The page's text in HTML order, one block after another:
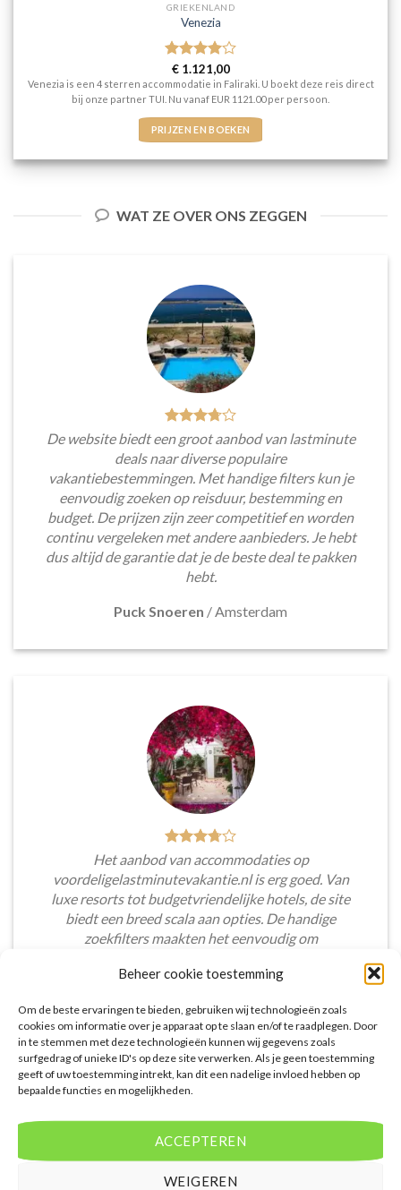
Beheer cookie toestemming
Om de beste ervaringen te bieden, gebruiken wij technologieën zoals
cookies om informatie over je apparaat op te slaan en/of te raadplegen. Door
in te stemmen met deze technologieën kunnen wij gegevens zoals
surfgedrag of unieke ID's op deze site verwerken. Als je geen toestemming
geeft of uw toestemming intrekt, kan dit een nadelige invloed hebben op
bepaalde functies en mogelijkheden.
ACCEPTEREN
WEIGEREN
GRIEKENLAND
Venezia
Gewaardeerd
4uit 5
€1.121,00
Venezia is een 4 sterren accommodatie in Faliraki. U boekt deze reis direct
bij onze partner TUI. Nu vanaf EUR 1121.00 per persoon.
PRIJZEN EN BOEKEN
WAT ZE OVER ONS ZEGGEN
De website biedt een groot aanbod van lastminute
deals naar diverse populaire
vakantiebestemmingen. Met handige filters kun je
eenvoudig zoeken op reisduur, bestemming en
budget. De prijzen zijn zeer competitief en worden
continu vergeleken met andere aanbieders. Je hebt
dus altijd de garantie dat je de beste deal te pakken
hebt.
Puck Snoeren /Amsterdam
Het aanbod van accommodaties op
voordeligelastminutevakantie.nl is erg goed. Van
luxe resorts tot budgetvriendelijke hotels, de site
biedt een breed scala aan opties. De handige
zoekfilters maakten het eenvoudig om
voorkeuren en budget.
Tim Beukers/Tilburg